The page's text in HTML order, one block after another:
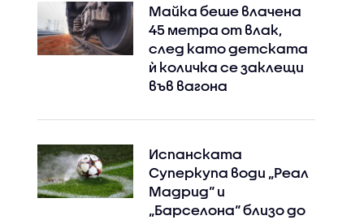
Майка беше влачена
45 метра от влак,
след като детската
ѝ количка се заклещи
във вагона
Испанската
Суперкупа води „Реал
Мадрид“ и
„Барселона“ близо до